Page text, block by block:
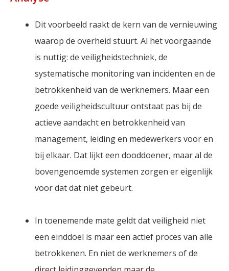
Dit voorbeeld raakt de kern van de vernieuwing
waarop de overheid stuurt. Al het voorgaande
is nuttig: de veiligheidstechniek, de
systematische monitoring van incidenten en de
betrokkenheid van de werknemers. Maar een
goede veiligheidscultuur ontstaat pas bij de
actieve aandacht en betrokkenheid van
management, leiding en medewerkers voor en
bij elkaar. Dat lijkt een dooddoener, maar al de
bovengenoemde systemen zorgen er eigenlijk
voor dat dat niet gebeurt.
In toenemende mate geldt dat veiligheid niet
een einddoel is maar een actief proces van alle
betrokkenen. En niet de werknemers of de